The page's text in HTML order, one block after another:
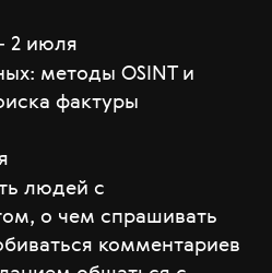
2 июля
методы OSINT и
фактуры
людей с
о чем спрашивать
комментариев